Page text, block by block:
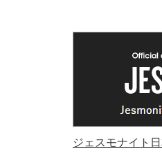
ジェスモナイト